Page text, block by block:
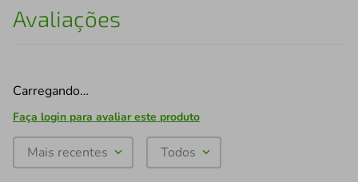
Avaliações
Carregando…
Faça login para avaliar este produto
Mais recentes Todos